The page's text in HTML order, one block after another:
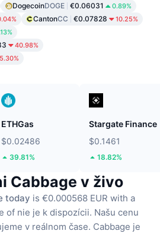
DogecoinDOGE €0.06031 0.89%
CantonCC €0.07828 10.25%
40.98%
5.30%
ETHGas
$0.02486
39.81%
Stargate Finance
$0.1461
18.82%
Cabbage v živo
today is €0.000568 EUR with a
of nie je k dispozícii. Našu cenu
v reálnom čase. Cabbage je